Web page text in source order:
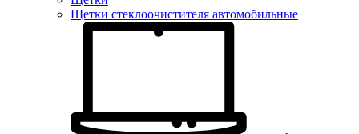
Щетки стеклоочистителя автомобильные